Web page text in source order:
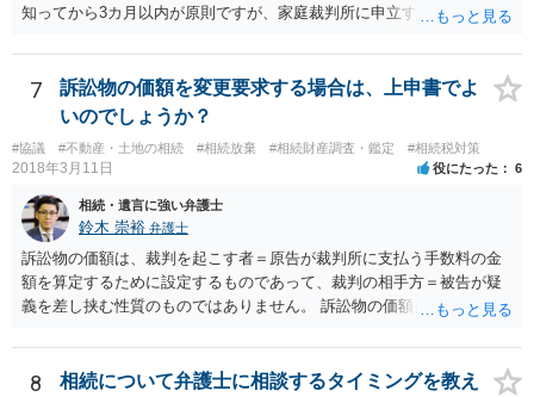
知ってから3カ月以内が原則ですが、家庭裁判所に申立すれば3カ月の
放棄するかどうか決めることができます。 銀行やサラ金が数年も放置
することはありませんので、数年後に借金が発見される可能性はほぼ
ありません。 なお、私が扱った相続放棄を検討していた案件で、期間
伸長して調査したところ、サラ金に対する過払金など相当な財産が見
つかったため相続したという事例がありました。
7
訴訟物の価額を変更要求する場合は、上申書でよ
いのでしょうか？
#協議 #不動産・土地の相続 #相続放棄 #相続財産調査・鑑定 #相続税対策
2018年3月11日 役にたった 6
相続・遺言に強い弁護士
鈴木 崇裕 弁護士
訴訟物の価額は、裁判を起こす者＝原告が裁判所に支払う手数料の金
額を算定するために設定するものであって、裁判の相手方＝被告が疑
義を差し挟む性質のものではありません。 訴訟物の価額自体が裁判の
したとしても、変更されることはありません。
8
相続について弁護士に相談するタイミングを教え